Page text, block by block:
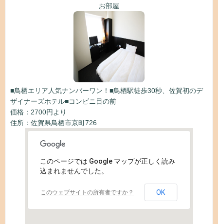
お部屋
■鳥栖エリア人気ナンバーワン！■鳥栖駅徒歩30秒、佐賀初のデ
ザイナーズホテル■コンビニ目の前
価格：2700円より
住所：佐賀県鳥栖市京町726
このページでは Google マップが正しく読み
込まれませんでした。
このウェブサイトの所有者ですか？ OK